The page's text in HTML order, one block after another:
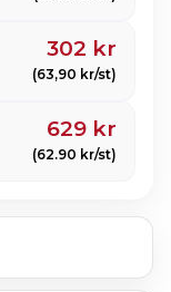
302 kr
(63,90 kr/st)
629 kr
(62.90 kr/st)